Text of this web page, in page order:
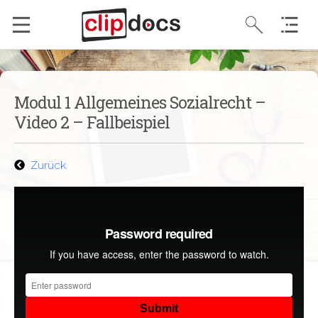
Modul 1 Allgemeines Sozialrecht –
Video 2 – Fallbeispiel
Zurück
So funktioniert IMED Connect
So funktioniert unser Portal 1:48